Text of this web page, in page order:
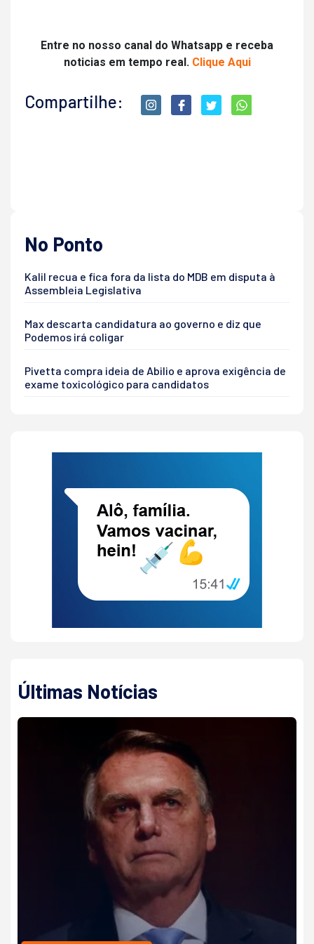
Entre no nosso canal do Whatsapp e receba
noticias em tempo real. Clique Aqui
Compartilhe:
No Ponto
Kalil recua e fica fora da lista do MDB em disputa à
Assembleia Legislativa
Max descarta candidatura ao governo e diz que
Podemos irá coligar
Pivetta compra ideia de Abilio e aprova exigência de
exame toxicológico para candidatos
Últimas Notícias